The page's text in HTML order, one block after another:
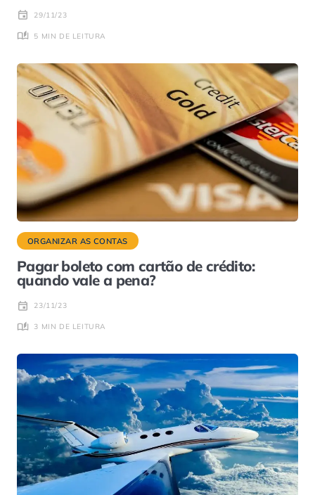
29/11/23
5 MIN DE LEITURA
ORGANIZAR AS CONTAS
Pagar boleto com cartão de crédito:
quando vale a pena?
23/11/23
3 MIN DE LEITURA